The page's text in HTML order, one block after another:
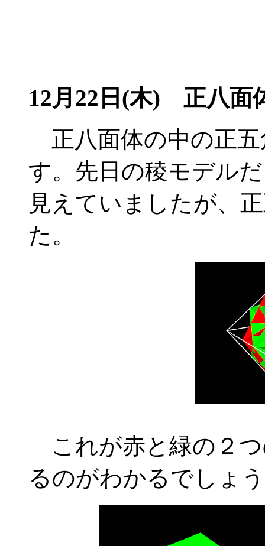
12月22日(木) 正八面
正八面体の中の正五
す。先日の稜モデル
見えていましたが、
た。
これが赤と緑の２
るのがわかるでしょ